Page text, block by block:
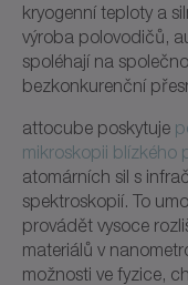
kryogenní teploty a
výroba polovodičů,
spoléhají na
bezkonkurenční
attocube poskytuje
mikroskopii blízkého
atomárních sil s
spektroskopií. To
provádět vysoce
materiálů v
možnosti ve fyzice,